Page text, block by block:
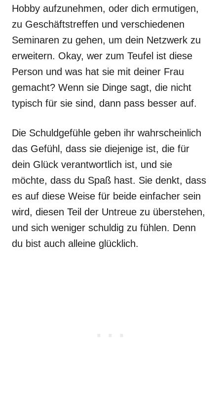
Hobby aufzunehmen, oder dich ermutigen,
zu Geschäftstreffen und verschiedenen
Seminaren zu gehen, um dein Netzwerk zu
erweitern. Okay, wer zum Teufel ist diese
Person und was hat sie mit deiner Frau
gemacht? Wenn sie Dinge sagt, die nicht
typisch für sie sind, dann pass besser auf.
Die Schuldgefühle geben ihr wahrscheinlich
das Gefühl, dass sie diejenige ist, die für
dein Glück verantwortlich ist, und sie
möchte, dass du Spaß hast. Sie denkt, dass
es auf diese Weise für beide einfacher sein
wird, diesen Teil der Untreue zu überstehen,
und sich weniger schuldig zu fühlen. Denn
du bist auch alleine glücklich.